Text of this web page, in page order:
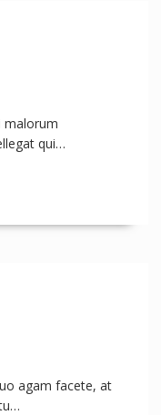
malorum
qui…
agam facete, at